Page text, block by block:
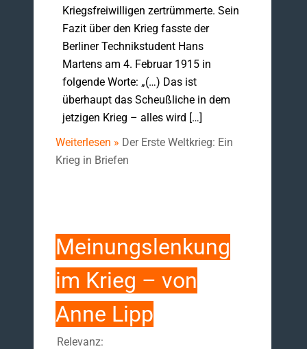
Kriegsfreiwilligen zertrümmerte. Sein
Fazit über den Krieg fasste der
Berliner Technikstudent Hans
Martens am 4. Februar 1915 in
folgende Worte: „(…) Das ist
überhaupt das Scheußliche in dem
jetzigen Krieg – alles wird […]
Weiterlesen » Der Erste Weltkrieg: Ein
Krieg in Briefen
Meinungslenkung
im Krieg – von
Anne Lipp
Relevanz: